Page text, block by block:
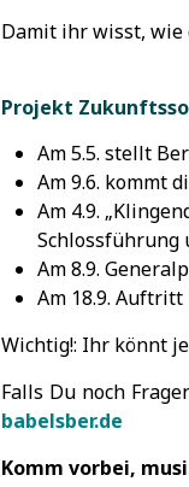
Damit ihr wisst, wie
Projekt
Am 5.5. stellt
Am 9.6. kommt
Am 4.9.
Schlossführung
Am 8.9.
Am 18.9.
Wichtig!: Ihr könnt
Falls Du noch
babelsber.de
Komm vorbei,